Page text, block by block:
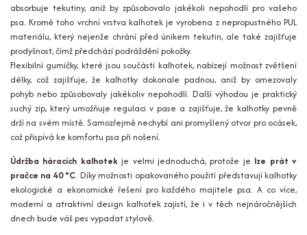
absorbuje tekutiny, aniž by způsobovalo jakékoli nepohodlí pro vašeho
psa. Kromě toho vrchní vrstva kalhotek je vyrobena z nepropustného PUL
materiálu, který nejenže chrání před únikem tekutin, ale také zajišťuje
prodyšnost, čímž předchází podráždění pokožky.
Flexibilní gumičky, které jsou součástí kalhotek, nabízejí možnost zvětšení
délky, což zajišťuje, že kalhotky dokonale padnou, aniž by omezovaly
pohyb nebo způsobovaly jakékoliv nepohodlí. Další výhodou je praktický
suchý zip, který umožňuje regulaci v pase a zajišťuje, že kalhotky pevně
drží na svém místě. Samozřejmě nechybí ani promyšlený otvor pro ocásek,
což přispívá ke komfortu psa při nošení.
Údržba háracích kalhotekje velmi jednoduchá, protože je lze prát v
pračce na 40 °C. Díky možnosti opakovaného použití představují kalhotky
ekologické a ekonomické řešení pro každého majitele psa. A co více,
moderní a atraktivní design kalhotek zajistí, že i v těch nejnáročnějších
dnech bude váš pes vypadat stylově.